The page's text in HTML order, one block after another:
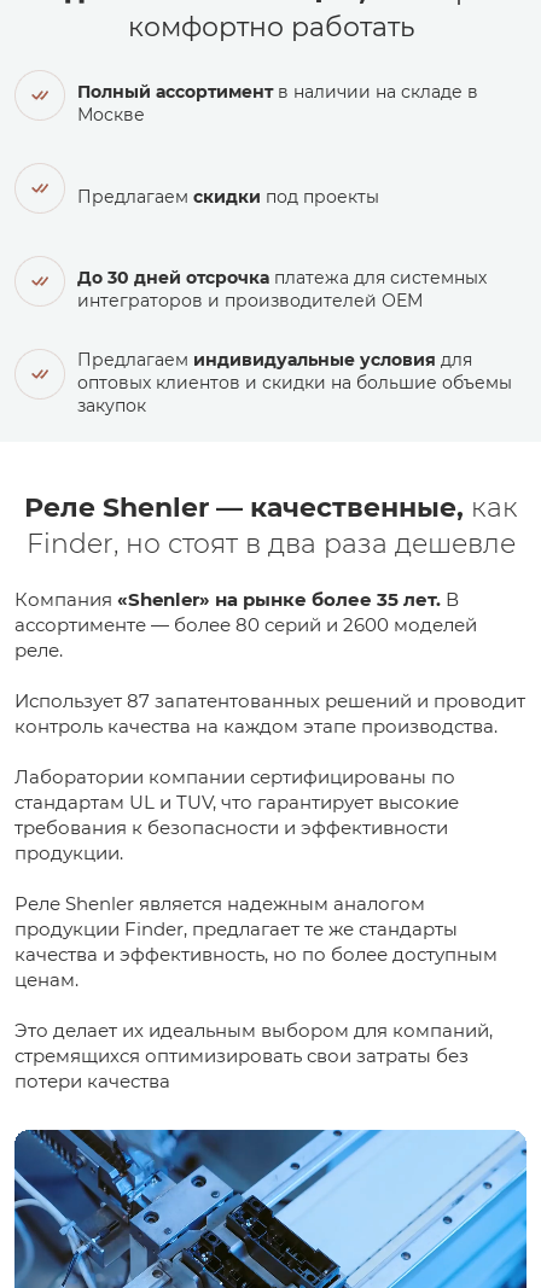
комфортно работать
Полный ассортиментв наличии на складе в
Москве
Предлагаем скидки под проекты
До 30 дней отсрочка платежа для системных
интеграторов и производителей ОЕМ
Предлагаем индивидуальные условия для
оптовых клиентов и скидки на большие объемы
закупок
Реле Shenler — качественные, как
Finder, но стоят в два раза дешевле
Компания «Shenler» на рынке более 35 лет. В
ассортименте — более 80 серий и 2600 моделей
реле.
Использует 87 запатентованных решений и проводит
контроль качества на каждом этапе производства.
Лаборатории компании сертифицированы по
стандартам UL и TUV, что гарантирует высокие
требования к безопасности и эффективности
продукции.
Реле Shenler является надежным аналогом
продукции Finder, предлагает те же стандарты
качества и эффективность, но по более доступным
ценам.
Это делает их идеальным выбором для компаний,
стремящихся оптимизировать свои затраты без
потери качества